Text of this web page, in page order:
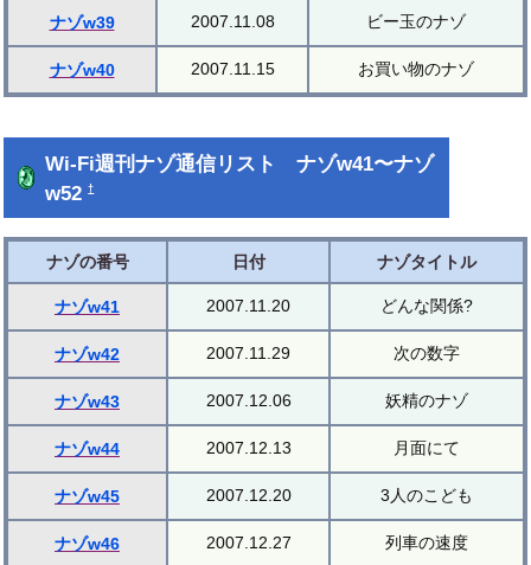
ナゾw39 2007.11.08 ビー玉のナゾ
ナゾw40 2007.11.15 お買い物のナゾ
Wi-Fi週刊ナゾ通信リスト ナゾw41〜ナゾ
w52†
ナゾの番号 日付 ナゾタイトル
ナゾw41 2007.11.20 どんな関係?
ナゾw42 2007.11.29 次の数字
ナゾw43 2007.12.06 妖精のナゾ
ナゾw44 2007.12.13 月面にて
ナゾw45 2007.12.20 3人のこども
ナゾw46 2007.12.27 列車の速度